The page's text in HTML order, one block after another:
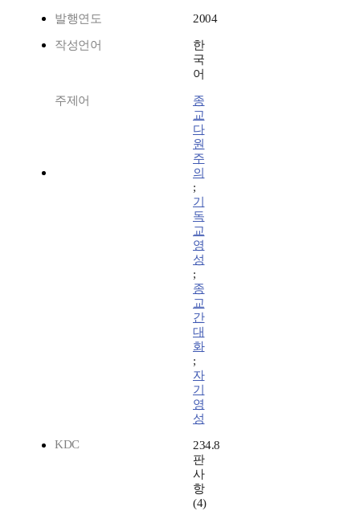
발행연도 2004
작성언어
한
국
어
주제어
종
교
다
원
주
의
;
기
독
교
영
성
;
종
교
간
대
화
;
자
기
영
성
KDC
234.8
판
사
항
(4)